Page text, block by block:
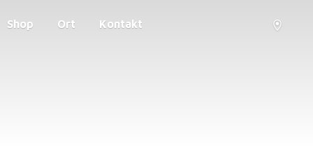
Shop Ort Kontakt